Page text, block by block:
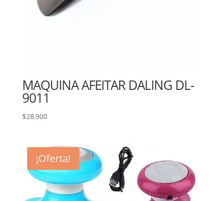
MAQUINA AFEITAR DALING DL-
9011
$28,900
¡Oferta!